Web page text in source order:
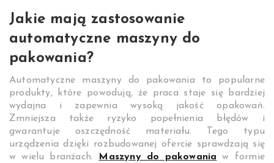
Jakie mają zastosowanie
automatyczne maszyny do
pakowania?
Automatyczne maszyny do pakowania to popularne
produkty, które powodują, że praca staje się bardziej
wydajna i zapewnia wysoką jakość opakowań.
Zmniejsza także ryzyko popełnienia błędów i
gwarantuje oszczędność materiału. Tego typu
urządzenia dzięki rozbudowanej ofercie sprawdzają się
w wielu branżach.
Maszyny do pakowania w formie